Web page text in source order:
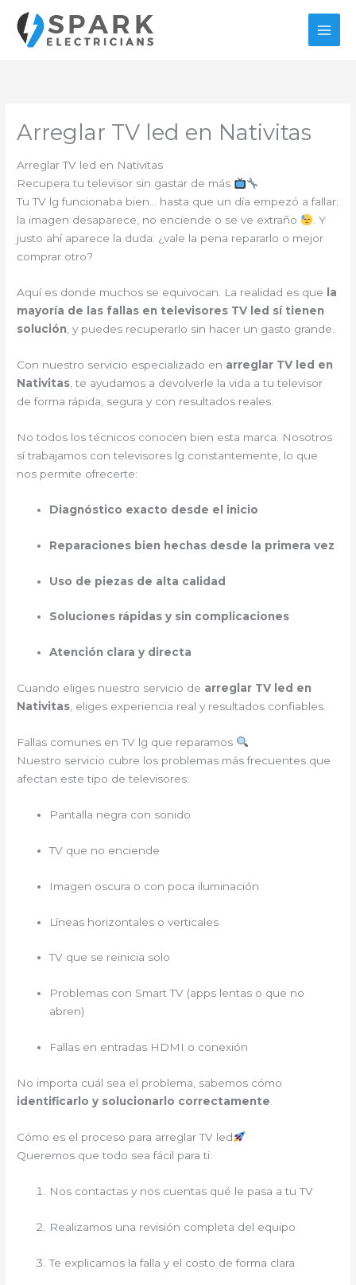
contenido
Arreglar TV led en Nativitas
Arreglar TV led en Nativitas
Recupera tu televisor sin gastar de más
Tu TV lg funcionaba bien… hasta que un día empezó a fallar:
la imagen desaparece, no enciende o se ve extraño
. Y
justo ahí aparece la duda: ¿vale la pena repararlo o mejor
comprar otro?
Aquí es donde muchos se equivocan. La realidad es que
la
mayoría de las fallas en televisores TV led sí tienen
solución , y puedes recuperarlo sin hacer un gasto grande.
Con nuestro servicio especializado en arreglar TV led en
Nativitas , te ayudamos a devolverle la vida a tu televisor
de forma rápida, segura y con resultados reales.
No todos los técnicos conocen bien esta marca. Nosotros
sí trabajamos con televisores lg constantemente, lo que
nos permite ofrecerte:
Diagnóstico exacto desde el inicio
Reparaciones bien hechas desde la primera vez
Uso de piezas de alta calidad
Soluciones rápidas y sin complicaciones
Atención clara y directa
Cuando eliges nuestro servicio de arreglar TV led en
Nativitas , eliges experiencia real y resultados confiables.
Fallas comunes en TV lg que reparamos
Nuestro servicio cubre los problemas más frecuentes que
afectan este tipo de televisores:
Pantalla negra con sonido
TV que no enciende
Imagen oscura o con poca iluminación
Líneas horizontales o verticales
TV que se reinicia solo
Problemas con Smart TV (apps lentas o que no
abren)
Fallas en entradas HDMI o conexión
No importa cuál sea el problema, sabemos cómo
identificarlo y solucionarlo correctamente
Cómo es el proceso para arreglar TV led
Queremos que todo sea fácil para ti:
Nos contactas y nos cuentas qué le pasa a tu TV
Realizamos una revisión completa del equipo
Te explicamos la falla y el costo de forma clara